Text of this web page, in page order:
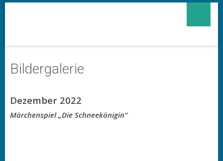
Bildergalerie
Dezember 2022
Märchenspiel „Die Schneekönigin“